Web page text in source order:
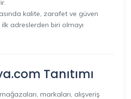
kalite, zarafet ve güven
adreslerden biri olmayı
Tanıtımı
markaları, alışveriş